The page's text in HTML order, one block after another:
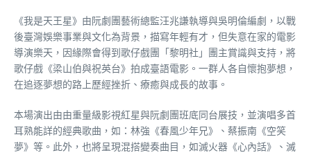
《我是天王星》由阮劇團藝術總監汪兆謙執導與吳明倫編劇，以戰
後臺灣娛樂事業與文化為背景，描寫年輕有才，但失意在家的電影
導演樂天，因緣際會得到歌仔戲團「黎明社」團主賞識與支持，將
歌仔戲《梁山伯與祝英台》拍成臺語電影。一群人各自懷抱夢想，
在追逐夢想的路上歷經挫折、療癒與成長的故事。
本場演出由由重量級影視紅星與阮劇團班底同台展技，並演唱多首
耳熟能詳的經典歌曲，如：林強《春風少年兄》、蔡振南《空笑
夢》等。此外，也將呈現混搭變奏曲目，如滅火器《心內話》、滅